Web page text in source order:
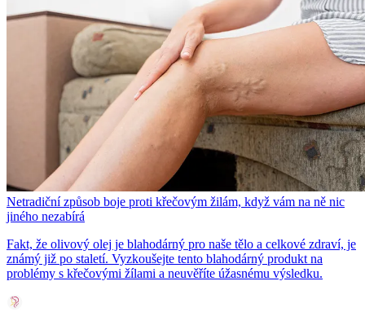
Netradiční způsob boje proti křečovým žilám, když vám na ně nic
jiného nezabírá
Fakt, že olivový olej je blahodárný pro naše tělo a celkové zdraví, je
známý již po staletí. Vyzkoušejte tento blahodárný produkt na
problémy s křečovými žílami a neuvěříte úžasnému výsledku.